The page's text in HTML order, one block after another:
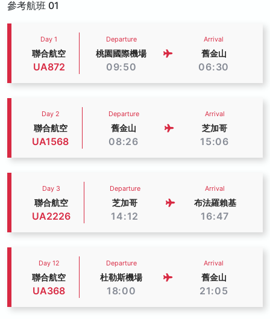
參考航班 01
Day 1
聯合航空
UA872
Departure
桃園國際機場
09:50
Arrival
舊金山
06:30
Day 2
聯合航空
UA1568
Departure
舊金山
08:26
Arrival
芝加哥
15:06
Day 3
聯合航空
UA2226
Departure
芝加哥
14:12
Arrival
布法羅賴基
16:47
Day 12
聯合航空
UA368
Departure
杜勒斯機場
18:00
Arrival
舊金山
21:05